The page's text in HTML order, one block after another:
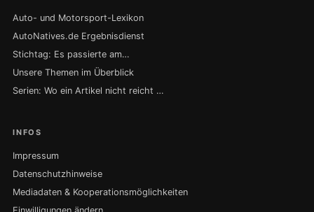
Auto- und Motorsport-Lexikon
AutoNatives.de Ergebnisdienst
Stichtag: Es passierte am…
Unsere Themen im Überblick
Serien: Wo ein Artikel nicht reicht …
INFOS
Impressum
Datenschutzhinweise
Mediadaten & Kooperationsmöglichkeiten